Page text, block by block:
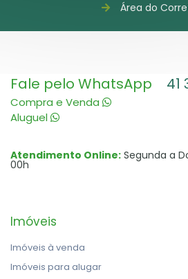
Área do
Fale pelo WhatsApp
Compra e Venda
Aluguel
41
Atendimento Online: Segunda a
00h
Imóveis
Imóveis à venda
Imóveis para alugar